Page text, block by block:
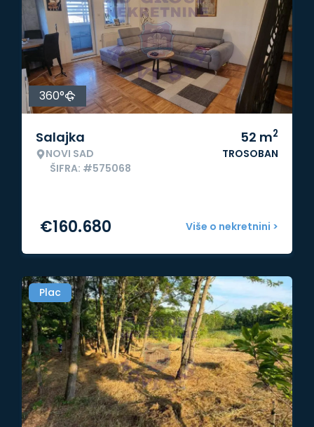
360°
Salajka
NOVI SAD
ŠIFRA: #575068
52 m2
TROSOBAN
Više o nekretnini >
€160.680
Plac